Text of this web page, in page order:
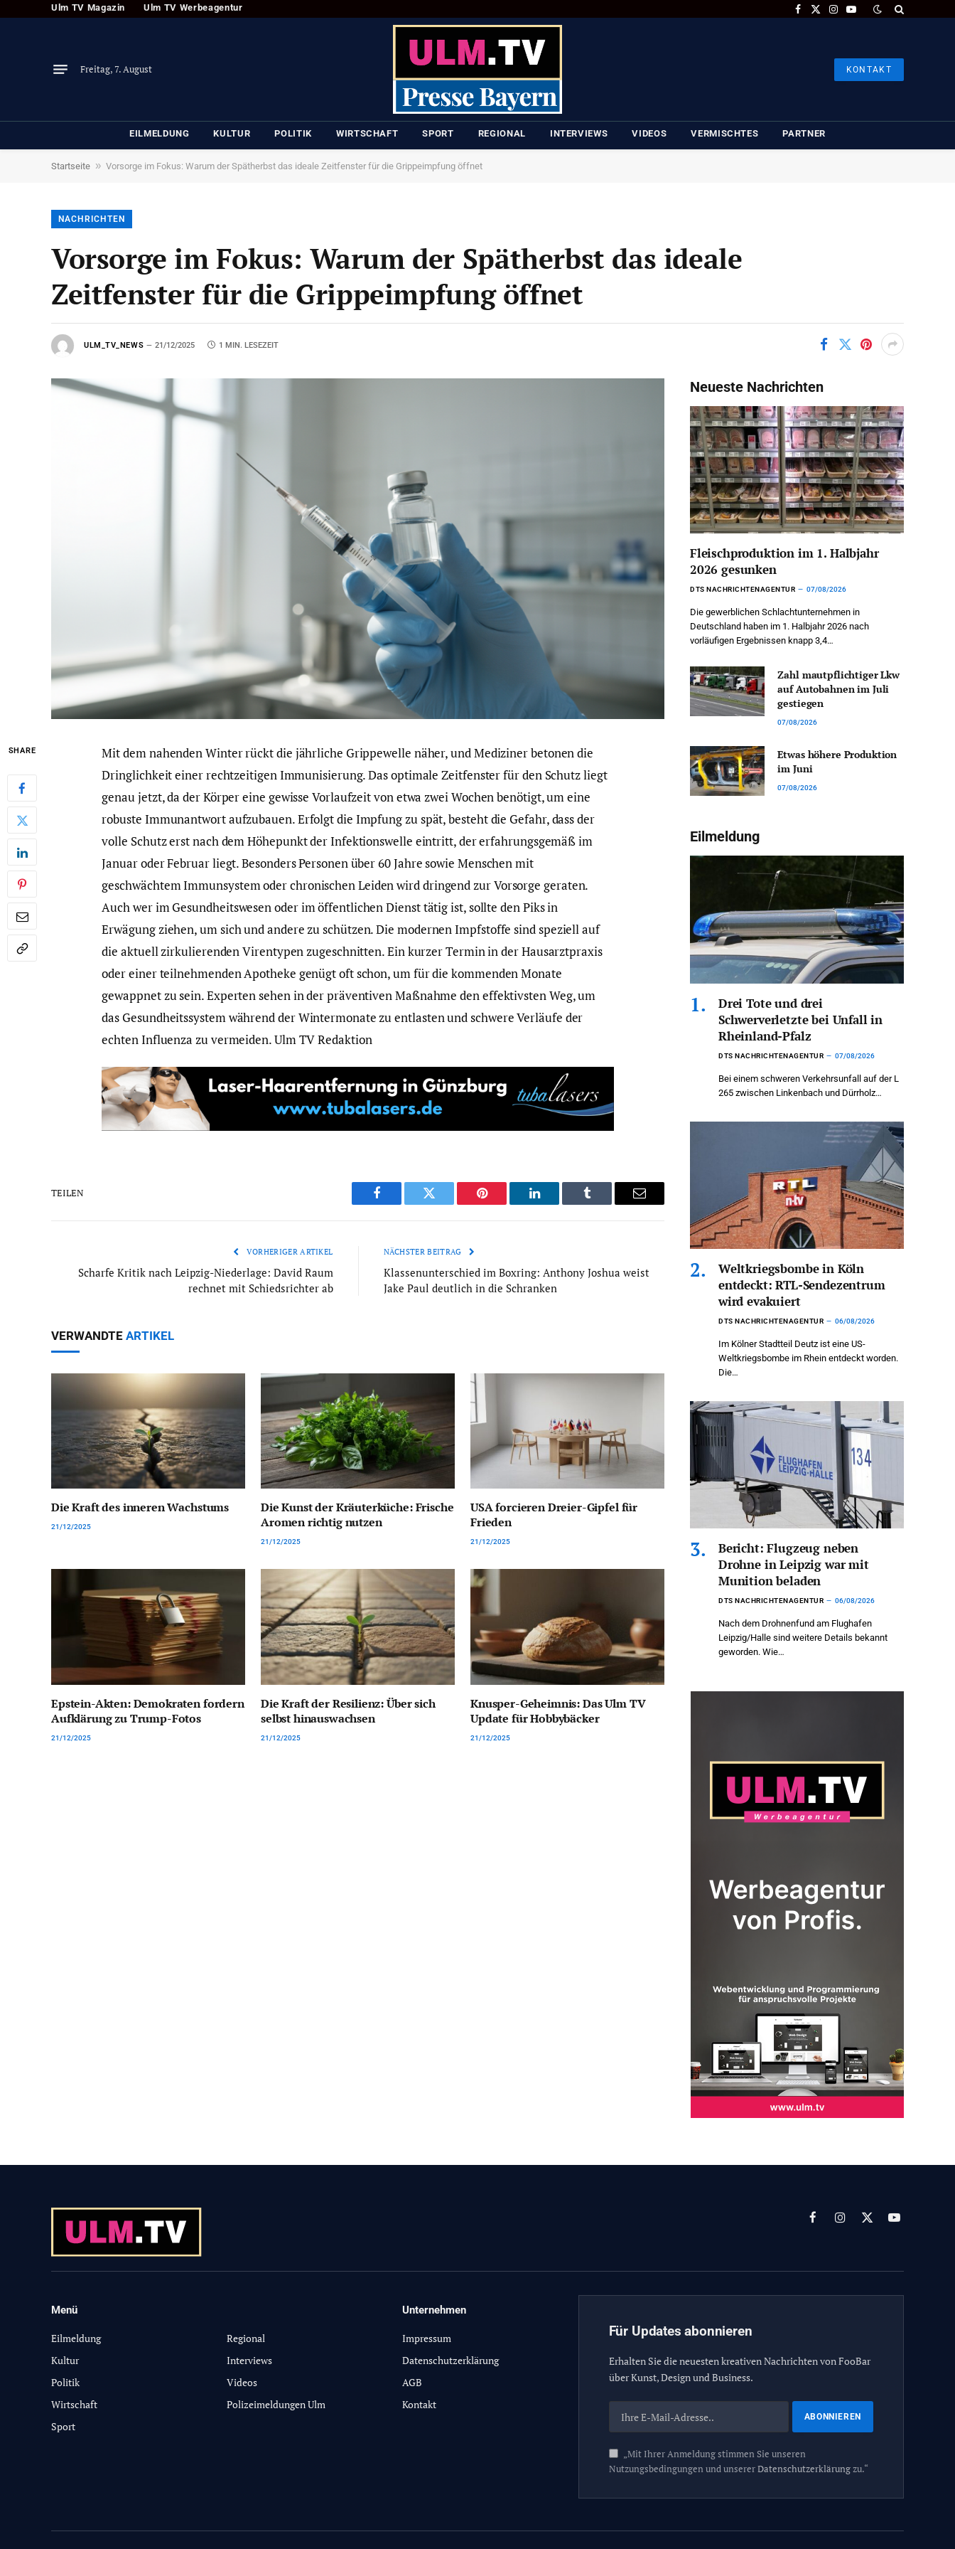
Ulm TV Magazin Ulm TV Werbeagentur
Facebook
X
Instagram
YouTube
Freitag, 7. August KONTAKT
EILMELDUNG KULTUR POLITIK WIRTSCHAFT SPORT REGIONAL INTERVIEWS VIDEOS VERMISCHTES PARTNER
Startseite » Vorsorge im Fokus: Warum der Spätherbst das ideale Zeitfenster für die Grippeimpfung öffnet
NACHRICHTEN
Vorsorge im Fokus: Warum der Spätherbst das ideale
Zeitfenster für die Grippeimpfung öffnet
ULM_TV_NEWS 21/12/2025 1 MIN. LESEZEIT
SHARE
Mit dem nahenden Winter rückt die jährliche Grippewelle näher, und Mediziner betonen die
Dringlichkeit einer rechtzeitigen Immunisierung. Das optimale Zeitfenster für den Schutz liegt
genau jetzt, da der Körper eine gewisse Vorlaufzeit von etwa zwei Wochen benötigt, um eine
robuste Immunantwort aufzubauen. Erfolgt die Impfung zu spät, besteht die Gefahr, dass der
volle Schutz erst nach dem Höhepunkt der Infektionswelle eintritt, der erfahrungsgemäß im
Januar oder Februar liegt. Besonders Personen über 60 Jahre sowie Menschen mit
geschwächtem Immunsystem oder chronischen Leiden wird dringend zur Vorsorge geraten.
Auch wer im Gesundheitswesen oder im öffentlichen Dienst tätig ist, sollte den Piks in
Erwägung ziehen, um sich und andere zu schützen. Die modernen Impfstoffe sind speziell auf
die aktuell zirkulierenden Virentypen zugeschnitten. Ein kurzer Termin in der Hausarztpraxis
oder einer teilnehmenden Apotheke genügt oft schon, um für die kommenden Monate
gewappnet zu sein. Experten sehen in der präventiven Maßnahme den effektivsten Weg, um
das Gesundheitssystem während der Wintermonate zu entlasten und schwere Verläufe der
echten Influenza zu vermeiden. Ulm TV Redaktion
TEILEN
Facebook Twitter Pinterest LinkedIn Tumblr Email
VORHERIGER ARTIKEL
Scharfe Kritik nach Leipzig-Niederlage: David Raum
rechnet mit Schiedsrichter ab
NÄCHSTER BEITRAG
Klassenunterschied im Boxring: Anthony Joshua weist
Jake Paul deutlich in die Schranken
VERWANDTE ARTIKEL
Die Kraft des inneren Wachstums
21/12/2025
Die Kunst der Kräuterküche: Frische
Aromen richtig nutzen
21/12/2025
USA forcieren Dreier-Gipfel für
Frieden
21/12/2025
Epstein-Akten: Demokraten fordern
Aufklärung zu Trump-Fotos
21/12/2025
Die Kraft der Resilienz: Über sich
selbst hinauswachsen
21/12/2025
Knusper-Geheimnis: Das Ulm TV
Update für Hobbybäcker
21/12/2025
Neueste Nachrichten
Fleischproduktion im 1. Halbjahr
2026 gesunken
DTS NACHRICHTENAGENTUR 07/08/2026
Die gewerblichen Schlachtunternehmen in
Deutschland haben im 1. Halbjahr 2026 nach
vorläufigen Ergebnissen knapp 3,4…
Zahl mautpflichtiger Lkw
auf Autobahnen im Juli
gestiegen
07/08/2026
Etwas höhere Produktion
im Juni
07/08/2026
Eilmeldung
Drei Tote und drei
Schwerverletzte bei Unfall in
Rheinland-Pfalz
DTS NACHRICHTENAGENTUR 07/08/2026
Bei einem schweren Verkehrsunfall auf der L
265 zwischen Linkenbach und Dürrholz…
Weltkriegsbombe in Köln
entdeckt: RTL-Sendezentrum
wird evakuiert
DTS NACHRICHTENAGENTUR 06/08/2026
Im Kölner Stadtteil Deutz ist eine US-
Weltkriegsbombe im Rhein entdeckt worden.
Die…
Bericht: Flugzeug neben
Drohne in Leipzig war mit
Munition beladen
DTS NACHRICHTENAGENTUR 06/08/2026
Nach dem Drohnenfund am Flughafen
Leipzig/Halle sind weitere Details bekannt
geworden. Wie…
FacebookInstagram
X
YouTube
Menü
Eilmeldung
Kultur
Politik
Wirtschaft
Sport
Regional
Interviews
Videos
Polizeimeldungen Ulm
Unternehmen
Impressum
Datenschutzerklärung
AGB
Kontakt
Für Updates abonnieren
Erhalten Sie die neuesten kreativen Nachrichten von FooBar
über Kunst, Design und Business.
„Mit Ihrer Anmeldung stimmen Sie unseren
Nutzungsbedingungen und unsererDatenschutzerklärungzu.“